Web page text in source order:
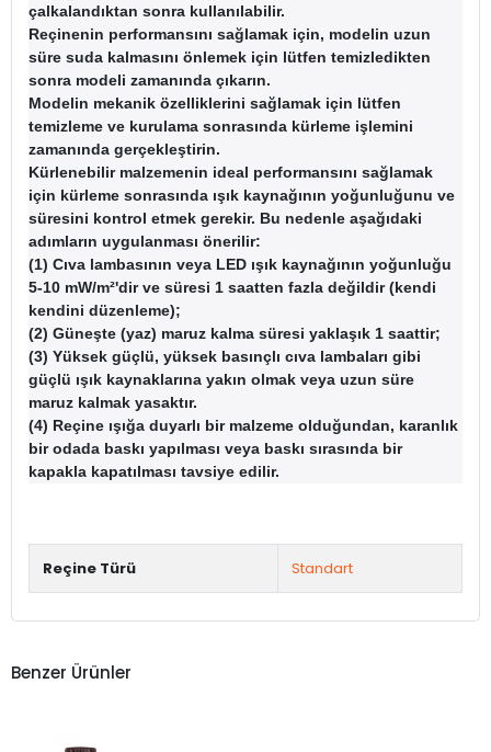
çalkalandıktan sonra kullanılabilir.
Reçinenin performansını sağlamak için, modelin uzun
süre suda kalmasını önlemek için lütfen temizledikten
sonra modeli zamanında çıkarın.
Modelin mekanik özelliklerini sağlamak için lütfen
temizleme ve kurulama sonrasında kürleme işlemini
zamanında gerçekleştirin.
Kürlenebilir malzemenin ideal performansını sağlamak
için kürleme sonrasında ışık kaynağının yoğunluğunu ve
süresini kontrol etmek gerekir. Bu nedenle aşağıdaki
adımların uygulanması önerilir:
(1) Cıva lambasının veya LED ışık kaynağının yoğunluğu
5-10 mW/m²'dir ve süresi 1 saatten fazla değildir (kendi
kendini düzenleme);
(2) Güneşte (yaz) maruz kalma süresi yaklaşık 1 saattir;
(3) Yüksek güçlü, yüksek basınçlı cıva lambaları gibi
güçlü ışık kaynaklarına yakın olmak veya uzun süre
maruz kalmak yasaktır.
(4) Reçine ışığa duyarlı bir malzeme olduğundan, karanlık
bir odada baskı yapılması veya baskı sırasında bir
kapakla kapatılması tavsiye edilir.
Reçine Türü Standart
Benzer Ürünler